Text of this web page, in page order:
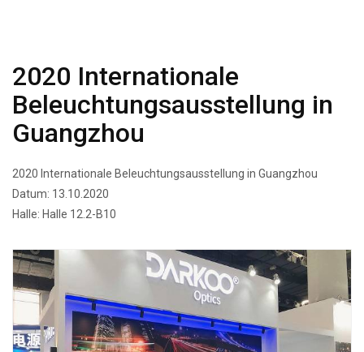
2020 Internationale
Beleuchtungsausstellung in
Guangzhou
2020 Internationale Beleuchtungsausstellung in Guangzhou
Datum: 13.10.2020
Halle: Halle 12.2-B10